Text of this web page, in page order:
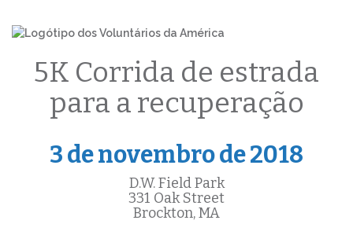
5K Corrida de estrada
para a recuperação
3 de novembro de 2018
D.W. Field Park
331 Oak Street
Brockton, MA